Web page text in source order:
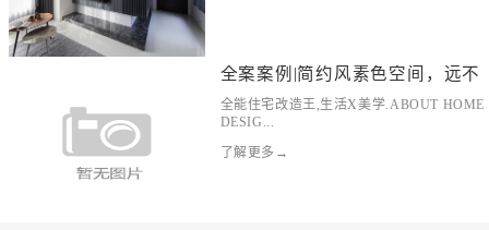
全案案例|简约风素色空间，远不
全能住宅改造王,生活X美学.ABOUT HOME
DESIG...
了解更多→